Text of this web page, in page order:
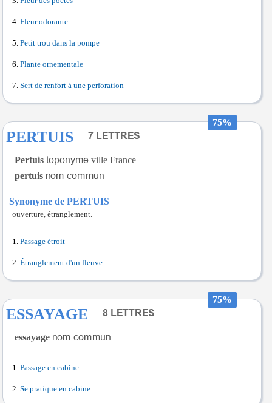
Fleur odorante
Petit trou dans la pompe
Plante ornementale
Sert de renfort à une perforation
75%
PERTUIS
Pertuis
ville France
pertuis
Synonyme de PERTUIS
ouverture, étranglement.
Passage étroit
Étranglement d'un fleuve
75%
ESSAYAGE
essayage
Passage en cabine
Se pratique en cabine